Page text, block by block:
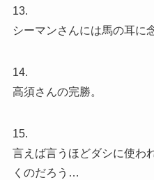
13.
シーマンさんには馬の耳に
14.
高須さんの完勝。
15.
言えば言うほどダシに使わ
くのだろう…